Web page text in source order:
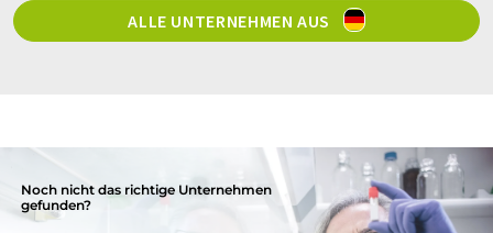
ALLE UNTERNEHMEN AUS
Noch nicht das richtige Unternehmen
gefunden?